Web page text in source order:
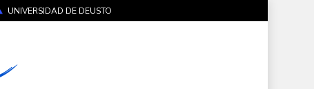
UNIVERSIDAD DE DEUSTO